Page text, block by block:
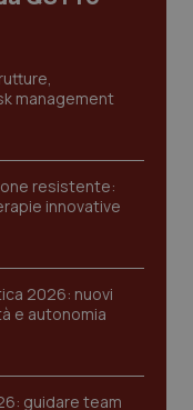
management
resistente:
innovative
2026: nuovi
e autonomia
guidare team
fruibile il
quali la
cookie.
Dominio